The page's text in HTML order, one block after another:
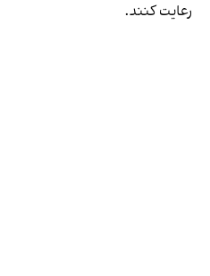
رعایت کنند.